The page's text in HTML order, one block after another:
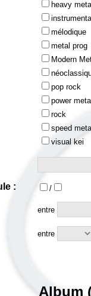
heavy
mélodique
metal prog
Modern
pop rock
power
rock
speed
visual kei
: /
entre
entre
Album